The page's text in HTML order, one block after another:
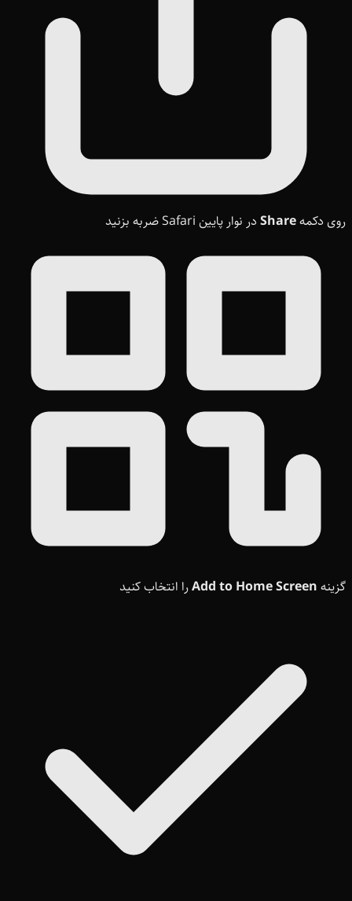
روی دکمهShare در نوار پایین Safari ضربه بزنید
گزینه Add to Home Screenرا انتخاب کنید